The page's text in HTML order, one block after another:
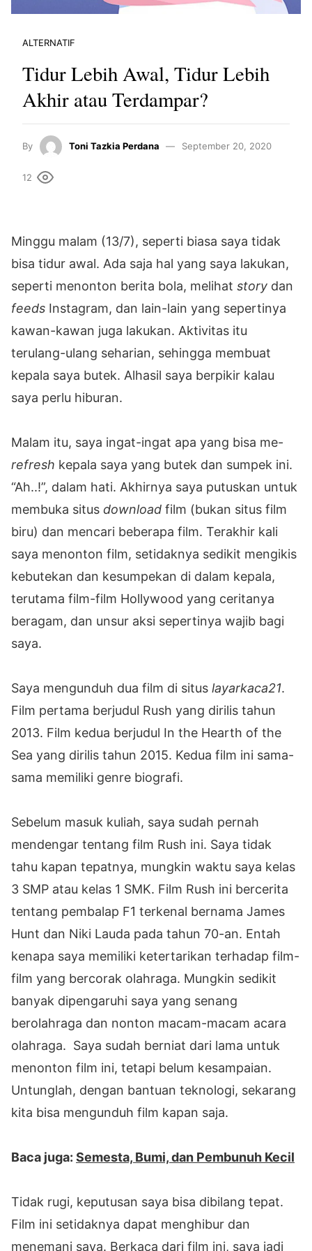
ALTERNATIF
Tidur Lebih Awal, Tidur Lebih
Akhir atau Terdampar?
By Toni Tazkia Perdana September 20, 2020
12
Minggu malam (13/7), seperti biasa saya tidak
bisa tidur awal. Ada saja hal yang saya lakukan,
seperti menonton berita bola, melihat story dan
feeds Instagram, dan lain-lain yang sepertinya
kawan-kawan juga lakukan. Aktivitas itu
terulang-ulang seharian, sehingga membuat
kepala saya butek. Alhasil saya berpikir kalau
saya perlu hiburan.
Malam itu, saya ingat-ingat apa yang bisa me-
refresh kepala saya yang butek dan sumpek ini.
“Ah..!”, dalam hati. Akhirnya saya putuskan untuk
membuka situs download film (bukan situs film
biru) dan mencari beberapa film. Terakhir kali
saya menonton film, setidaknya sedikit mengikis
kebutekan dan kesumpekan di dalam kepala,
terutama film-film Hollywood yang ceritanya
beragam, dan unsur aksi sepertinya wajib bagi
saya.
Saya mengunduh dua film di situs layarkaca21.
Film pertama berjudul Rush yang dirilis tahun
2013. Film kedua berjudul In the Hearth of the
Sea yang dirilis tahun 2015. Kedua film ini sama-
sama memiliki genre biografi.
Sebelum masuk kuliah, saya sudah pernah
mendengar tentang film Rush ini. Saya tidak
tahu kapan tepatnya, mungkin waktu saya kelas
3 SMP atau kelas 1 SMK. Film Rush ini bercerita
tentang pembalap F1 terkenal bernama James
Hunt dan Niki Lauda pada tahun 70-an. Entah
kenapa saya memiliki ketertarikan terhadap film-
film yang bercorak olahraga. Mungkin sedikit
banyak dipengaruhi saya yang senang
berolahraga dan nonton macam-macam acara
olahraga. Saya sudah berniat dari lama untuk
menonton film ini, tetapi belum kesampaian.
Untunglah, dengan bantuan teknologi, sekarang
kita bisa mengunduh film kapan saja.
Baca juga: Semesta, Bumi, dan Pembunuh Kecil
Tidak rugi, keputusan saya bisa dibilang tepat.
Film ini setidaknya dapat menghibur dan
menemani saya. Berkaca dari film ini, saya jadi